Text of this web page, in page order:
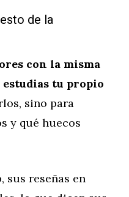
de la
con la misma
tu propio
sino para
y qué huecos
sus reseñas en